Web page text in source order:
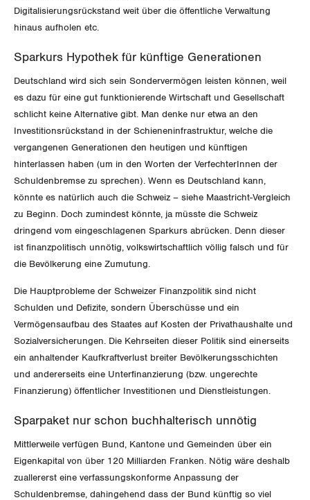
Graubünden
Luzern
Neuenburg
Nidwalden
Obwalden
Schaffhausen
Solothurn
Tessin
Thurgau
Digitalisierungsrückstand weit über die öffentliche Verwaltung
hinaus aufholen etc.
Sparkurs Hypothek für künftige Generationen
Deutschland wird sich sein Sondervermögen leisten können, weil
es dazu für eine gut funktionierende Wirtschaft und Gesellschaft
schlicht keine Alternative gibt. Man denke nur etwa an den
Investitionsrückstand in der Schieneninfrastruktur, welche die
vergangenen Generationen den heutigen und künftigen
hinterlassen haben (um in den Worten der VerfechterInnen der
Schuldenbremse zu sprechen). Wenn es Deutschland kann,
könnte es natürlich auch die Schweiz – siehe Maastricht-Vergleich
zu Beginn. Doch zumindest könnte, ja müsste die Schweiz
dringend vom eingeschlagenen Sparkurs abrücken. Denn dieser
ist finanzpolitisch unnötig, volkswirtschaftlich völlig falsch und für
die Bevölkerung eine Zumutung.
Die Hauptprobleme der Schweizer Finanzpolitik sind nicht
Schulden und Defizite, sondern Überschüsse und ein
Vermögensaufbau des Staates auf Kosten der Privathaushalte und
Sozialversicherungen. Die Kehrseiten dieser Politik sind einerseits
ein anhaltender Kaufkraftverlust breiter Bevölkerungsschichten
und andererseits eine Unterfinanzierung (bzw. ungerechte
Finanzierung) öffentlicher Investitionen und Dienstleistungen.
Sparpaket nur schon buchhalterisch unnötig
Mittlerweile verfügen Bund, Kantone und Gemeinden über ein
Eigenkapital von über 120 Milliarden Franken. Nötig wäre deshalb
zuallererst eine verfassungskonforme Anpassung der
Schuldenbremse, dahingehend dass der Bund künftig so viel